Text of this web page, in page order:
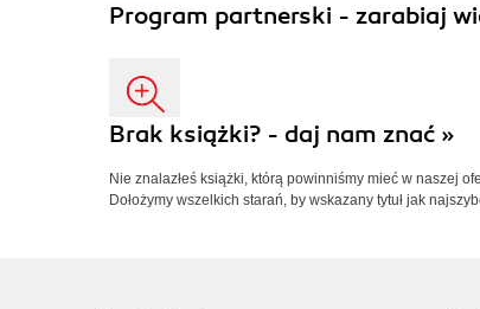
Program partnerski - zarabiaj
Brak książki? - daj nam znać »
Nie znalazłeś książki, którą powinniśmy mieć w naszej
Dołożymy wszelkich starań, by wskazany tytuł jak